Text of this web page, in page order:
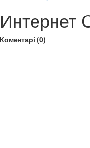
Интернет
Коментарі (0)